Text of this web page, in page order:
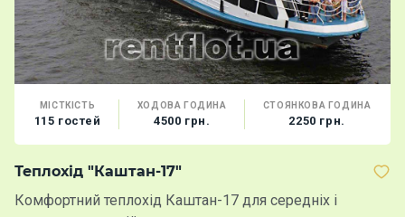
МІСТКІСТЬ
115 гостей
ХОДОВА ГОДИНА
4500 грн.
СТОЯНКОВА ГОДИНА
2250 грн.
Теплохід "Каштан-17"
Комфортний теплохід Каштан-17 для середніх і